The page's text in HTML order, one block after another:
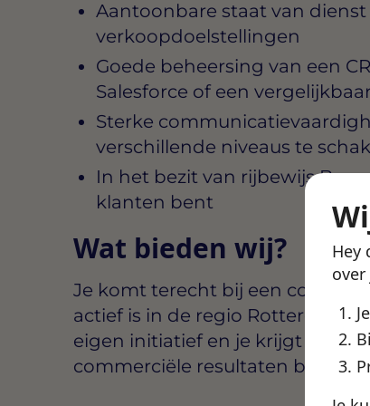
Hey
Aantoonbare staat van
verkoopdoelstellingen
Goede beheersing van een
Salesforce of een
Sterke
verschillende niveaus te
In het bezit van rijbewijs B,
klanten bent
Wat bieden wij?
Je komt terecht bij een
actief is in de regio Rotterdam
eigen initiatief en je krijgt een
commerciële resultaten bepaalt.